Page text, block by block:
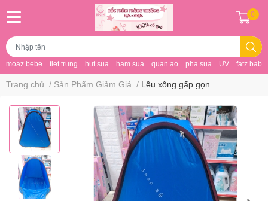
moaz bebe tiet trung hut sua ham sua quan ao pha sua UV fatz baby
0
Trang chủ / Sản Phẩm Giảm Giá / Lều xông gấp gọn